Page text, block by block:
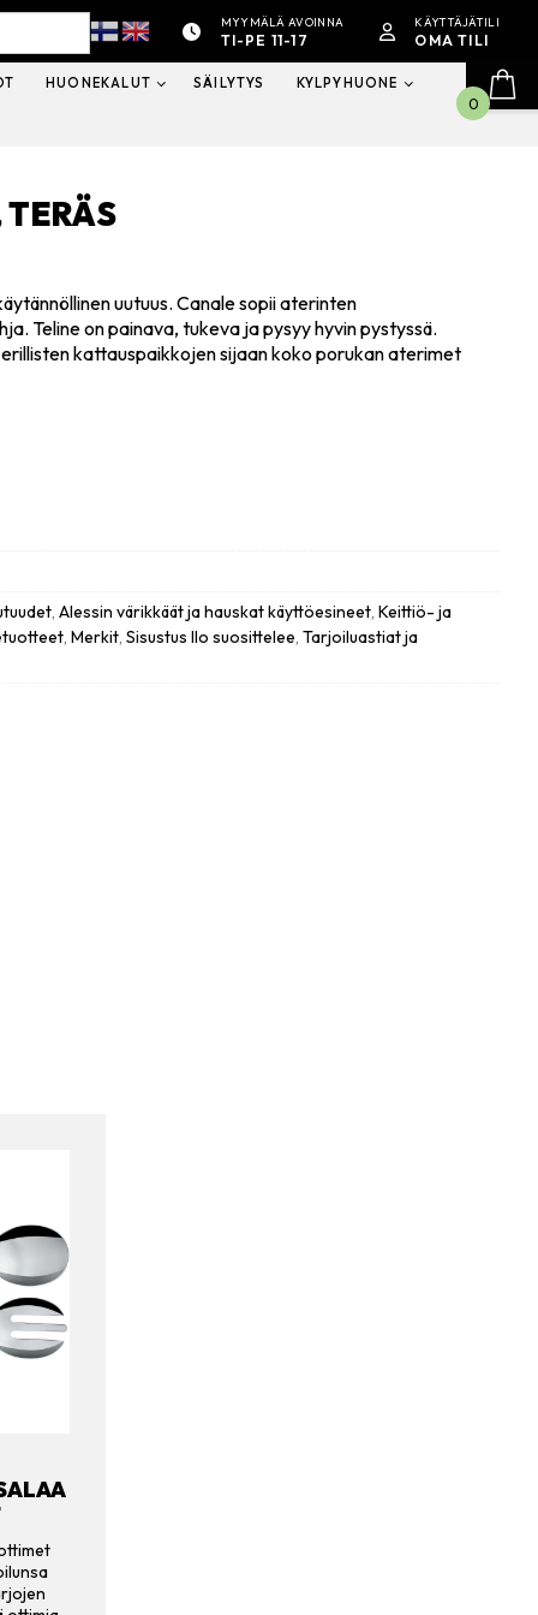
MYYMÄLÄ AVOINNA
TI-PE 11-17
KÄYTTÄJÄTILI
OMA TILI
HUONEKALUT SÄILYTYS KYLPYHUONE
uutuus. Canale sopii aterinten
Teline on painava, tukeva ja pysyy hyvin pystyssä.
kattauspaikkojen sijaan koko porukan aterimet
,Alessin värikkäät ja hauskat käyttöesineet,Keittiö- ja
,Merkit,Sisustus Ilo suosittelee,Tarjoiluastiat ja
0